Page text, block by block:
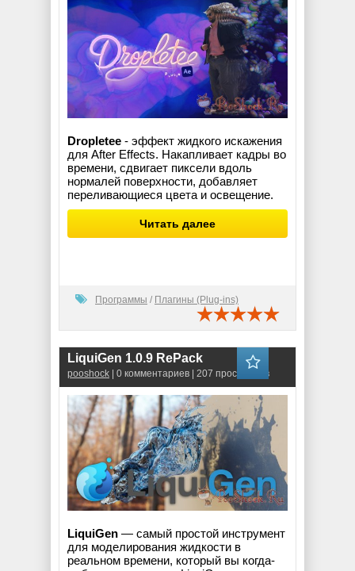
Dropletee - эффект жидкого искажения
для After Effects. Накапливает кадры во
времени, сдвигает пиксели вдоль
нормалей поверхности, добавляет
переливающиеся цвета и освещение.
Читать далее
Программы / Плагины (Plug-ins)
LiquiGen 1.0.9 RePack
pooshock | 0 комментариев | 207 просмотров
LiquiGen — самый простой инструмент
для моделирования жидкости в
реальном времени, который вы когда-